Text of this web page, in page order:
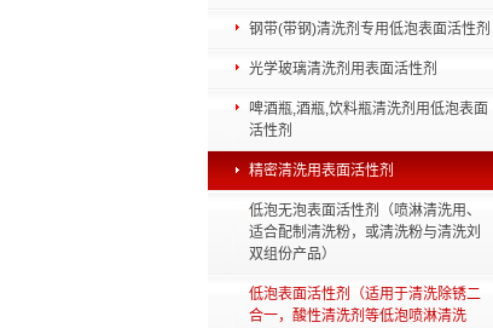
钢带(带钢)清洗剂专用低泡表面活性剂
光学玻璃清洗剂用表面活性剂
啤酒瓶,酒瓶,饮料瓶清洗剂用低泡表面
活性剂
精密清洗用表面活性剂
低泡无泡表面活性剂（喷淋清洗用、
适合配制清洗粉，或清洗粉与清洗刘
双组份产品）
低泡表面活性剂（适用于清洗除锈二
合一，酸性清洗剂等低泡喷淋清洗